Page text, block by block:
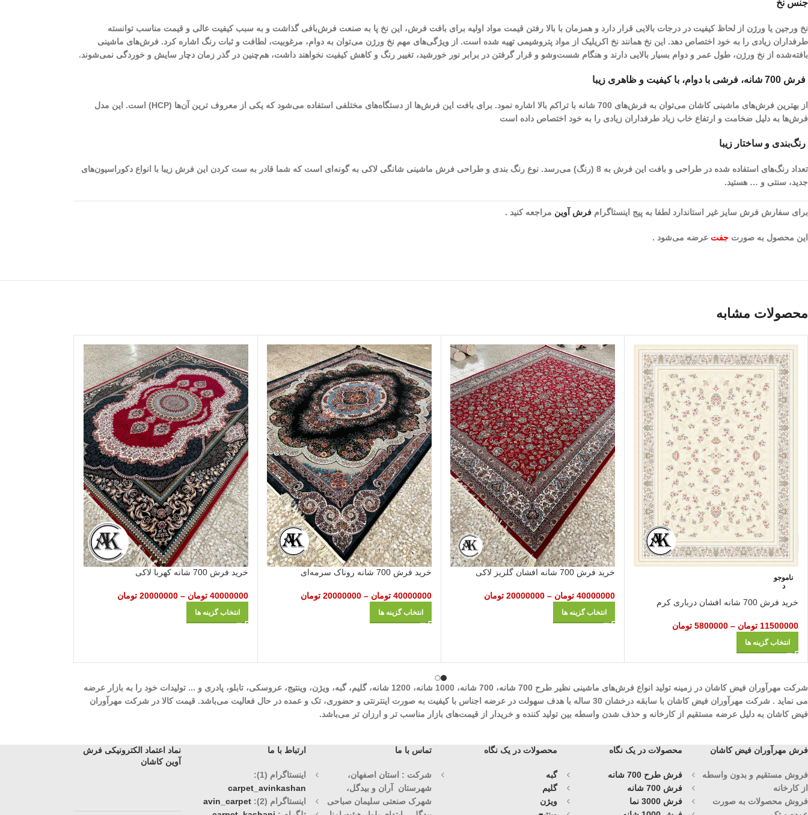
جنس نخ
نخ ورجین یا ورژن از لحاظ کیفیت در درجات بالایی قرار دارد و همزمان با بالا رفتن قیمت مواد اولیه برای بافت فرش، این نخ پا به صنعت فرش‌بافی گذاشت و به سبب کیفیت عالی و قیمت مناسب توانسته
طرفداران زیادی را به خود اختصاص دهد. این نخ همانند نخ اکریلیک از مواد پتروشیمی تهیه شده است. از ویژگی‌های مهم نخ ورژن می‌توان به دوام، مرغوبیت، لطافت و ثبات رنگ اشاره کرد. فرش‌های ماشینی
بافته‌شده از نخ ورژن، طول عمر و دوام بسیار بالایی دارند و هنگام شست‌و‌شو و قرار گرفتن در برابر نور خورشید، تغییر رنگ و کاهش کیفیت نخواهند داشت، هم‌چنین در گذر زمان دچار سایش و خوردگی نمی‌شوند.
فرش 700 شانه، فرشی با دوام، با کیفیت و ظاهری زیبا
از بهترین فرش‌های ماشینی کاشان می‌توان به فرش‌های 700 شانه با تراکم بالا اشاره نمود. برای بافت این فرش‌ها از دستگاه‌های مختلفی استفاده می‌شود که یکی از معروف ترین آن‌ها (HCP) است. این مدل
فرش‌ها به دلیل ضخامت و ارتفاع خاب زیاد طرفداران زیادی را به خود اختصاص داده است
رنگ‌بندی و ساختار زیبا
تعداد رنگ‌های استفاده شده در طراحی و بافت این فرش به 8 (رنگ) می‌رسد. نوع رنگ بندی و طراحی فرش ماشینی شانگی لاکی به گونه‌ای است که شما قادر به ست کردن این فرش زیبا با انواع دکوراسیون‌های
جدید، سنتی و … هستید.
برای سفارش فرش سایز غیر استاندارد لطفا به پیج اینستاگرام فرش آوین مراجعه کنید .
این محصول به صورت جفت عرضه می‌شود .
محصولات مشابه
ناموجو
د
خرید فرش 700 شانه افشان درباری کرم
11500000 تومان –
5800000 تومان
انتخاب گزینه ها
خرید فرش 700 شانه افشان گلریز لاکی
40000000 تومان –
20000000 تومان
انتخاب گزینه ها
خرید فرش 700 شانه روناک سرمه‌ای
40000000 تومان –
20000000 تومان
انتخاب گزینه ها
خرید فرش 700 شانه کهربا لاکی
40000000 تومان –
20000000 تومان
انتخاب گزینه ها
شرکت مهرآوران فیض کاشان در زمینه تولید انواع فرش‌های ماشینی نظیر طرح 700 شانه، 700 شانه، 1000 شانه، 1200 شانه، گلیم، گبه، ویژن، وینتیج، عروسکی، تابلو، پادری و ... تولیدات خود را به بازار عرضه
می نماید . شرکت مهرآوران فیض کاشان با سابقه درخشان 30 ساله با هدف سهولت در عرضه اجناس با کیفیت به صورت اینترنتی و حضوری، تک و عمده در حال فعالیت می‌باشد. قیمت کالا در شرکت مهرآوران
فیض کاشان به دلیل عرضه مستقیم از کارخانه و حذف شدن واسطه بین تولید کننده و خریدار از قیمت‌های بازار مناسب تر و ارزان تر می‌باشد.
فرش مهرآوران فیض کاشان
فروش مستقیم و بدون واسطه
از کارخانه
فروش محصولات به صورت
محصولات در یک نگاه
فرش طرح 700 شانه
فرش 700 شانه
فرش 3000 نما
محصولات در یک نگاه
گبه
گلیم
ویژن
تماس با ما
شرکت : استان اصفهان،
شهرستان آران و بیدگل،
شهرک صنعتی سلیمان صباحی
ارتباط با ما
اینستاگرام (1):
carpet_avinkashan
اینستاگرام (2):
avin_carpet
نماد اعتماد الکترونیکی فرش
آوین کاشان